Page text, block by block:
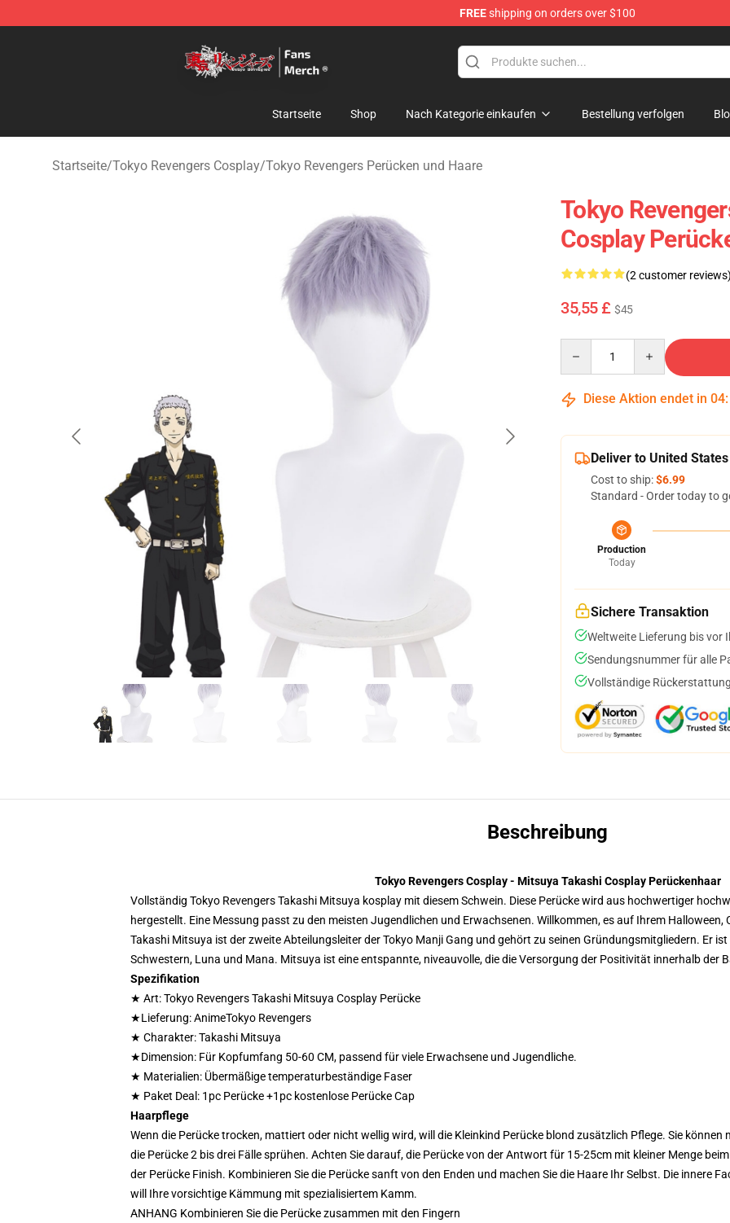
FREEshipping on orders over $100
Startseite Shop Nach Kategorie einkaufen Bestellung verfolgen
Startseite/Tokyo Revengers Cosplay/Tokyo Revengers Perücken und Haare
Tokyo
Cosplay
(2 customer reviews)
35,55 £ $45
Diese Aktion endet in 04:
Deliver to United States
Cost to ship:$6.99
Standard - Order today to
Production
Today
Sichere Transaktion
Weltweite Lieferung bis vor
Sendungsnummer für alle
Vollständige
Beschreibung
Tokyo Revengers Cosplay - Mitsuya Takashi Cosplay Perückenhaar
Vollständig Tokyo Revengers Takashi Mitsuya kosplay mit diesem Schwein. Diese Perücke wird aus hochwertiger
hergestellt. Eine Messung passt zu den meisten Jugendlichen und Erwachsenen. Willkommen, es auf Ihrem Halloween,
Takashi Mitsuya ist der zweite Abteilungsleiter der Tokyo Manji Gang und gehört zu seinen Gründungsmitgliedern. Er
Schwestern, Luna und Mana. Mitsuya ist eine entspannte, niveauvolle, die die Versorgung der Positivität innerhalb der
Spezifikation
★ Art: Tokyo Revengers Takashi Mitsuya Cosplay Perücke
★Lieferung: AnimeTokyo Revengers
★ Charakter: Takashi Mitsuya
★Dimension: Für Kopfumfang 50-60 CM, passend für viele Erwachsene und Jugendliche.
★ Materialien: Übermäßige temperaturbeständige Faser
★ Paket Deal: 1pc Perücke +1pc kostenlose Perücke Cap
Haarpflege
Wenn die Perücke trocken, mattiert oder nicht wellig wird, will die Kleinkind Perücke blond zusätzlich Pflege. Sie
die Perücke 2 bis drei Fälle sprühen. Achten Sie darauf, die Perücke von der Antwort für 15-25cm mit kleiner Menge
der Perücke Finish. Kombinieren Sie die Perücke sanft von den Enden und machen Sie die Haare Ihr Selbst. Die innere
will Ihre vorsichtige Kämmung mit spezialisiertem Kamm.
ANHANG Kombinieren Sie die Perücke zusammen mit den Fingern